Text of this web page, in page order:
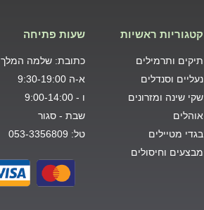
קטגוריות ראשיות
תיקים ותרמילים
נעליים וסנדלים
שקי שינה ומזרונים
אוהלים
בגדי מטיילים
מבצעים וחיסולים
שעות פתיחה
כתובת: שלמה המלך 37 קריית אונו
א-ה 9:30-19:00
ו - 9:00-14:00
שבת - סגור
טל: 053-3356809